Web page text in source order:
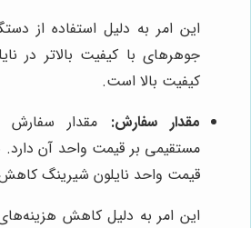
این امر به دلیل استفاده از
جوهرهای با کیفیت بالاتر در
کیفیت بالا است.
مقدار سفارش: مقدار سفارش
مستقیمی بر قیمت واحد آن دارد.
قیمت واحد نایلون شیرینگ
این امر به دلیل کاهش